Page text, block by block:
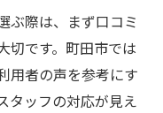
ぶ際は、まず口コミ
切です。町田市では
用者の声を参考にす
タッフの対応が見え